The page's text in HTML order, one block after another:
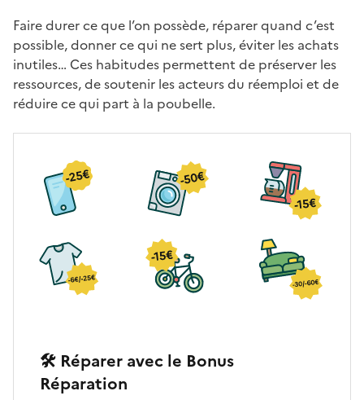
Faire durer ce que l’on possède, réparer quand c’est
possible, donner ce qui ne sert plus, éviter les achats
inutiles… Ces habitudes permettent de préserver les
ressources, de soutenir les acteurs du réemploi et de
réduire ce qui part à la poubelle.
🛠️ Réparer avec le Bonus
Réparation